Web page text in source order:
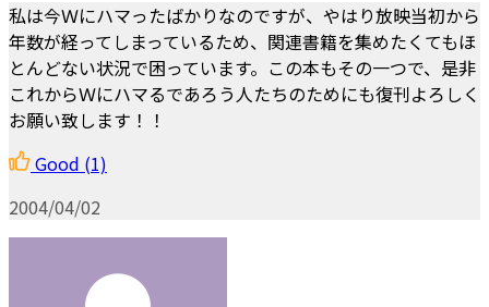
私は今Ｗにハマったばかりなのですが、やはり放映当初から
年数が経ってしまっているため、関連書籍を集めたくてもほ
とんどない状況で困っています。この本もその一つで、是非
これからＷにハマるであろう人たちのためにも復刊よろしく
お願い致します！！
Good (1)
2004/04/02